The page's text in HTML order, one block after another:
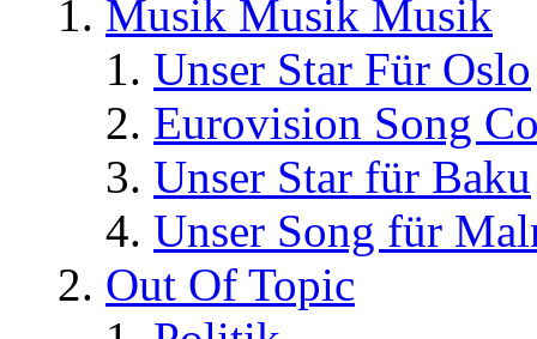
Musik Musik Musik
Unser Star Für Oslo
Eurovision Song
Unser Star für Baku
Unser Song für
Out Of Topic